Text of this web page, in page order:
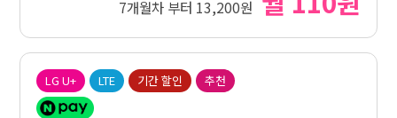
7개월차 부터 13,200원
LG U+ LTE 기간 할인 추천